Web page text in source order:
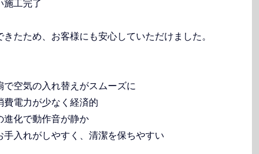
施工完了
たため、お客様にも安心していただけました。
で空気の入れ替えがスムーズに
費電力が少なく経済的
進化で動作音が静か
手入れがしやすく、清潔を保ちやすい